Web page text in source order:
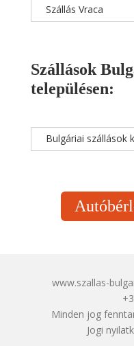
Szállás Vraca
Szállások
településen:
Bulgáriai szállások
www.szallas-
Minden jog
Jogi